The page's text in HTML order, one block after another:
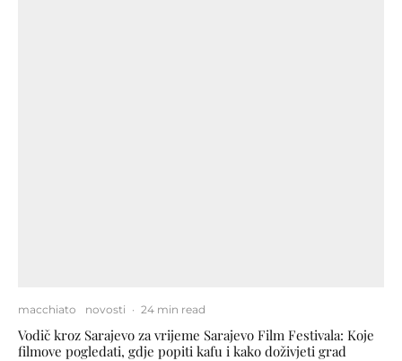
macchiato novosti · 24 min read
Vodič kroz Sarajevo za vrijeme Sarajevo Film Festivala: Koje
filmove pogledati, gdje popiti kafu i kako doživjeti grad